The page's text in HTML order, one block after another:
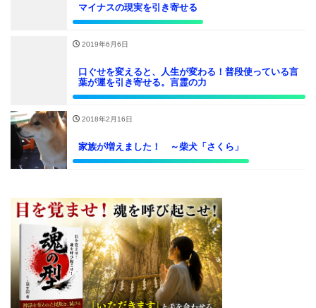
マイナスの現実を引き寄せる
2019年6月6日
口ぐせを変えると、人生が変わる！普段使っている言
葉が運を引き寄せる。言霊の力
2018年2月16日
家族が増えました！ ～柴犬「さくら」